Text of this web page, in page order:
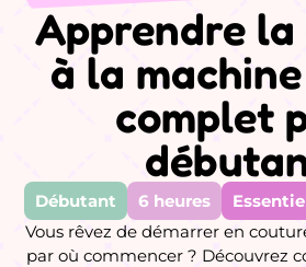
Apprendre
à la
complet
Débutant 6 heures
Vous rêvez de démarrer en
par où commencer ? Découvrez